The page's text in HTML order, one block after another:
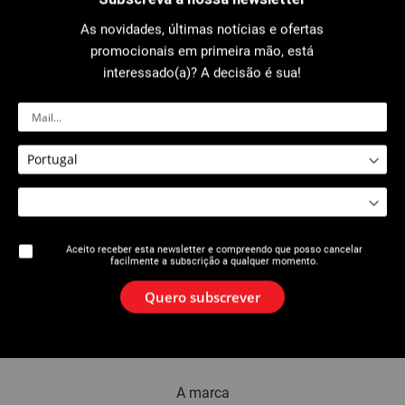
2514 : Alicate De Curvar Alumínio 2511 : Alicate De Curvar Aço
2514: Alicate de curvar multi-
A marca
As novidades, últimas notícias e ofertas
promocionais em primeira mão, está
interessado(a)? A decisão é sua!
Aceito receber esta newsletter e compreendo que posso cancelar
facilmente a subscrição a qualquer momento.
Quero subscrever